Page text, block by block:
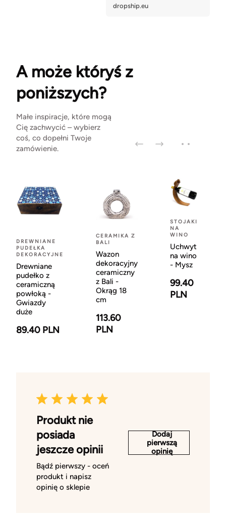
A może któryś z
poniższych?
Małe inspiracje, które mogą
Cię zachwycić – wybierz
coś, co dopełni Twoje
zamówienie.
DREWNIANE
PUDEŁKA
DEKORACYJNE
Drewniane
pudełko z
ceramiczną
powłoką -
Gwiazdy
duże
89.40 PLN
CERAMIKA Z
BALI
Wazon
dekoracyjny
ceramiczny
z Bali -
Okrąg 18
cm
113.60
PLN
STOJAKI
NA
WINO
Uchwyt
na wino
- Mysz
99.40
PLN
Produkt nie
posiada
jeszcze opinii
Bądź pierwszy - oceń
produkt i napisz
opinię o sklepie
Dodaj
pierwszą
opinię